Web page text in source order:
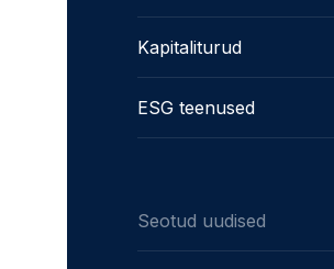
Kapitaliturud
ESG teenused
Seotud uudised